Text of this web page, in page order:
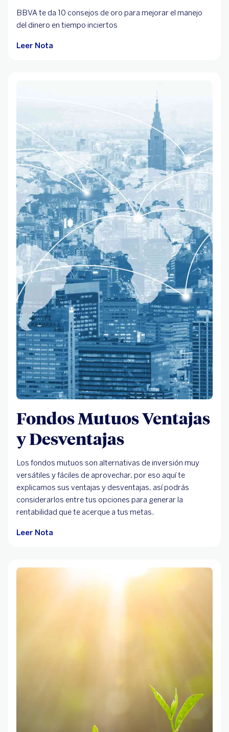
BBVA te da 10 consejos de oro para mejorar el manejo
del dinero en tiempo inciertos
Leer Nota
Fondos Mutuos Ventajas
y Desventajas
Los fondos mutuos son alternativas de inversión muy
versátiles y fáciles de aprovechar, por eso aquí te
explicamos sus ventajas y desventajas, así podrás
considerarlos entre tus opciones para generar la
rentabilidad que te acerque a tus metas.
Leer Nota